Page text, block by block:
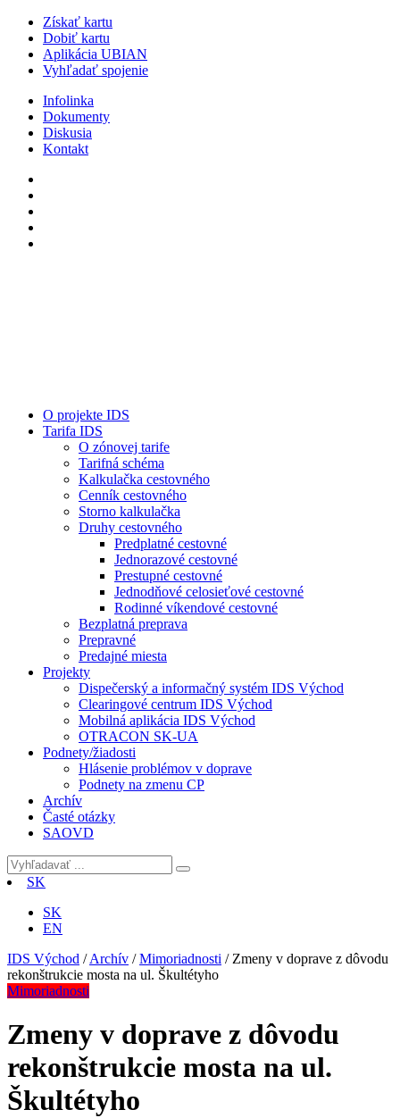
Získať kartu
Dobiť kartu
Aplikácia UBIAN
Vyhľadať spojenie
Infolinka
Dokumenty
Diskusia
Kontakt
O projekte IDS
Tarifa IDS
O zónovej tarife
Tarifná schéma
Kalkulačka cestovného
Cenník cestovného
Storno kalkulačka
Druhy cestovného
Predplatné cestovné
Jednorazové cestovné
Prestupné cestovné
Jednodňové celosieťové cestovné
Rodinné víkendové cestovné
Bezplatná preprava
Prepravné
Predajné miesta
Projekty
Dispečerský a informačný systém IDS Východ
Clearingové centrum IDS Východ
Mobilná aplikácia IDS Východ
OTRACON SK-UA
Podnety/žiadosti
Hlásenie problémov v doprave
Podnety na zmenu CP
Archív
Časté otázky
SAOVD
SK
SK
EN
IDS Východ /Archív /Mimoriadnosti / Zmeny v doprave z dôvodu
rekonštrukcie mosta na ul. Škultétyho
Mimoriadnosti
Zmeny v doprave z dôvodu
rekonštrukcie mosta na ul.
Škultétyho